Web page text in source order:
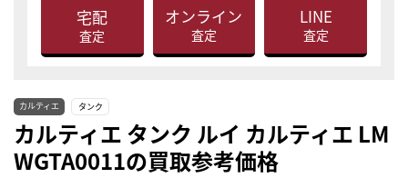
宅配
査定
オンライン
査定
LINE
査定
カルティエ タンク
カルティエ タンク ルイ カルティエ LM
WGTA0011の買取参考価格